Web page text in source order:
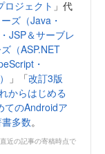
ロジェクト 」代
ズ（Java・
JSP＆サーブレ
（ASP.NET
・
」「改訂3版
からはじめる
てのAndroidア
多数。
近の記事の寄稿時点で